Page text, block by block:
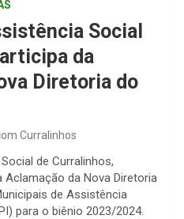
Social
da
Diretoria do
Curralinhos
de Curralinhos,
Aclamação da Nova Diretoria
de Assistência
para o biênio 2023/2024.